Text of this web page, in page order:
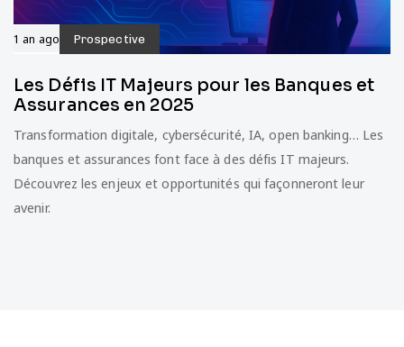
1 an ago Prospective
Les Défis IT Majeurs pour les Banques et
Assurances en 2025
Transformation digitale, cybersécurité, IA, open banking… Les
banques et assurances font face à des défis IT majeurs.
Découvrez les enjeux et opportunités qui façonneront leur
avenir.